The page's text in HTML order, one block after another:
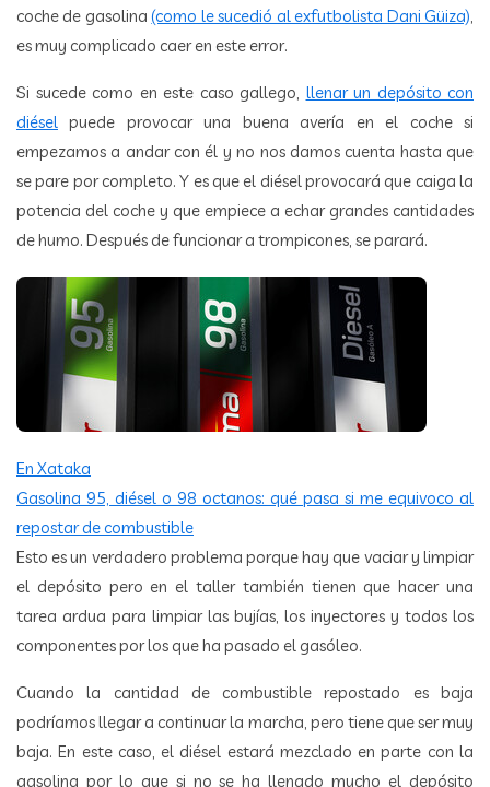
coche de gasolina(como le sucedió al exfutbolista Dani Güiza),
es muy complicado caer en este error.
Si sucede como en este caso gallego, llenar un depósito con
diésel puede provocar una buena avería en el coche si
empezamos a andar con él y no nos damos cuenta hasta que
se pare por completo. Y es que el diésel provocará que caiga la
potencia del coche y que empiece a echar grandes cantidades
de humo. Después de funcionar a trompicones, se parará.
En Xataka
Gasolina 95, diésel o 98 octanos: qué pasa si me equivoco al
repostar de combustible
Esto es un verdadero problema porque hay que vaciar y limpiar
el depósito pero en el taller también tienen que hacer una
tarea ardua para limpiar las bujías, los inyectores y todos los
componentes por los que ha pasado el gasóleo.
Cuando la cantidad de combustible repostado es baja
podríamos llegar a continuar la marcha, pero tiene que ser muy
baja. En este caso, el diésel estará mezclado en parte con la
gasolina por lo que si no se ha llenado mucho el depósito